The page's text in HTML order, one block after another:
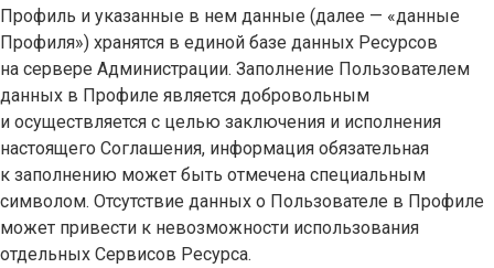
Профиль и указанные в нем данные (далее — «данные
Профиля») хранятся в единой базе данных Ресурсов
на сервере Администрации. Заполнение Пользователем
данных в Профиле является добровольным
и осуществляется с целью заключения и исполнения
настоящего Соглашения, информация обязательная
к заполнению может быть отмечена специальным
символом. Отсутствие данных о Пользователе в Профиле
может привести к невозможности использования
отдельных Сервисов Ресурса.